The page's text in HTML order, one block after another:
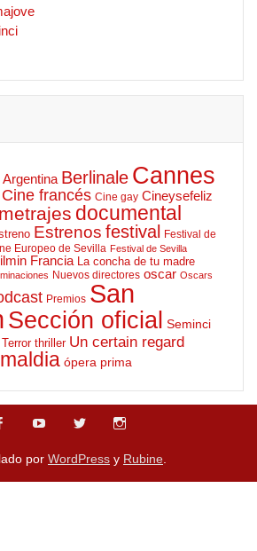
Argentina Berlinale Cannes
Cine francés Cine gay Cineysefeliz
documental
Estrenos festival
Festival de
Europeo de Sevilla Festival de Sevilla
Francia
La concha de tu madre
Nuevos directores oscar Oscars
Premios San
Sección oficial Seminci
Terror thriller Un certain regard
ópera prima
por WordPress y Rubine